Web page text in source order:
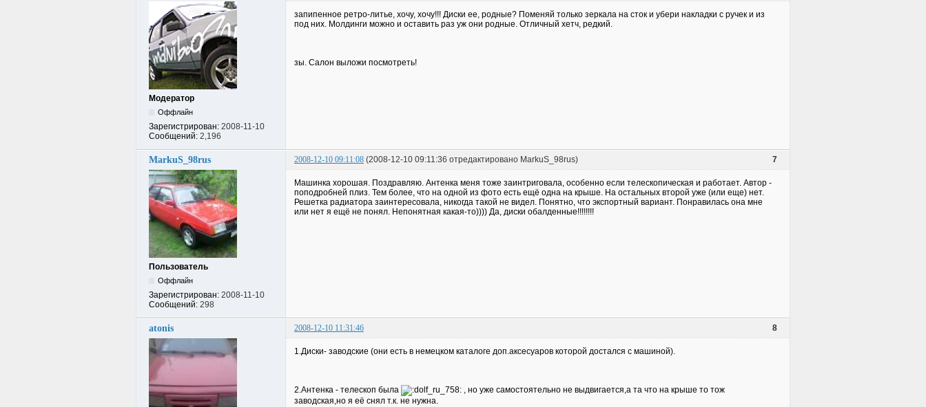
Модератор
Оффлайн
Зарегистрирован: 2008-11-10
Сообщений: 2,196
запипенное ретро-литье, хочу, хочу!!! Диски ее, родные? Поменяй только зеркала на сток и убери накладки с ручек и из
под них. Молдинги можно и оставить раз уж они родные. Отличный хетч, редкий.
зы. Салон выложи посмотреть!
7
MarkuS_98rus 2008-12-10 09:11:08 (2008-12-10 09:11:36 отредактировано MarkuS_98rus)
Пользователь
Оффлайн
Зарегистрирован: 2008-11-10
Сообщений: 298
Машинка хорошая. Поздравляю. Антенка меня тоже заинтриговала, особенно если телескопическая и работает. Автор -
поподробней плиз. Тем более, что на одной из фото есть ещё одна на крыше. На остальных второй уже (или еще) нет.
Решетка радиатора заинтересовала, никогда такой не видел. Понятно, что экспортный вариант. Понравилась она мне
или нет я ещё не понял. Непонятная какая-то)))) Да, диски обалденные!!!!!!!!
8
atonis 2008-12-10 11:31:46
1.Диски- заводские (они есть в немецком каталоге доп.аксесуаров которой достался с машиной).
2.Антенка - телескоп была
, но уже самостоятельно не выдвигается,а та что на крыше то тож
заводская,но я её снял т.к. не нужна.